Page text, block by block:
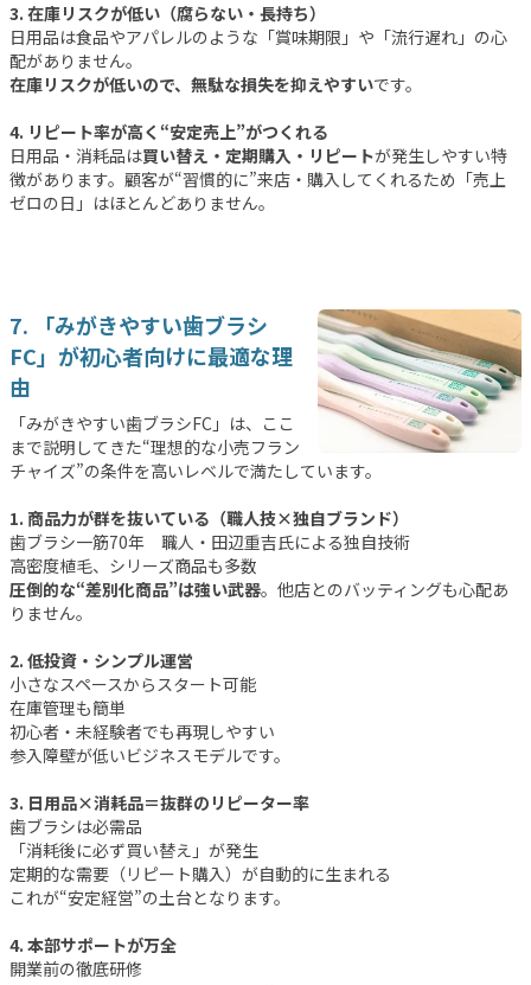
3. 在庫リスクが低い（腐らない・長持ち）
日用品は食品やアパレルのような「賞味期限」や「流行遅れ」の心
配がありません。
在庫リスクが低いので、無駄な損失を抑えやすいです。
4. リピート率が高く“安定売上”がつくれる
日用品・消耗品は買い替え・定期購入・リピートが発生しやすい特
徴があります。顧客が“習慣的に”来店・購入してくれるため「売上
ゼロの日」はほとんどありません。
7. 「みがきやすい歯ブラシ
FC」が初心者向けに最適な理
由
「みがきやすい歯ブラシFC」は、ここ
まで説明してきた“理想的な小売フラン
チャイズ”の条件を高いレベルで満たしています。
1. 商品力が群を抜いている（職人技×独自ブランド）
歯ブラシ一筋70年 職人・田辺重吉氏による独自技術
高密度植毛、シリーズ商品も多数
圧倒的な“差別化商品”は強い武器。他店とのバッティングも心配あ
りません。
2. 低投資・シンプル運営
小さなスペースからスタート可能
在庫管理も簡単
初心者・未経験者でも再現しやすい
参入障壁が低いビジネスモデルです。
3. 日用品×消耗品＝抜群のリピーター率
歯ブラシは必需品
「消耗後に必ず買い替え」が発生
定期的な需要（リピート購入）が自動的に生まれる
これが“安定経営”の土台となります。
4. 本部サポートが万全
開業前の徹底研修